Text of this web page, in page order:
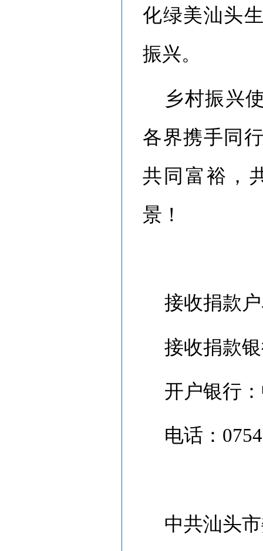
化绿美汕头
振兴。
乡村振兴
各界携手同
共同富裕，
景！
接收捐款
接收捐款
开户银行
电话：
中共汕头